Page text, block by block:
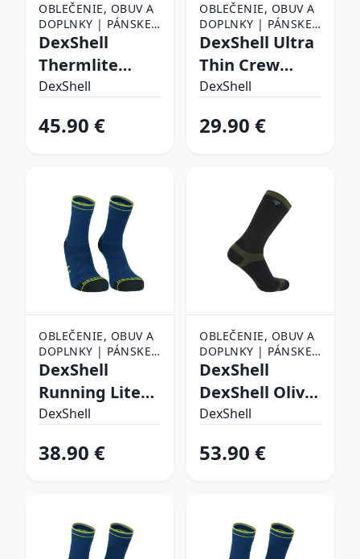
OBLEČENIE, OBUV A
DOPLNKY | PÁNSKE
OBLEČENIE |
DexShell
Thermlite
Olive Green - L
DexShell
45.90 €
OBLEČENIE, OBUV A
DOPLNKY | PÁNSKE
OBLEČENIE |
DexShell Ultra
Thin Crew
Navy-Lime - L
DexShell
29.90 €
OBLEČENIE, OBUV A
DOPLNKY | PÁNSKE
OBLEČENIE |
DexShell
Running Lite
2.0 Mallard
DexShell
38.90 €
OBLEČENIE, OBUV A
DOPLNKY | PÁNSKE
OBLEČENIE |
DexShell
DexShell Olive
- XL (47-49)
DexShell
53.90 €